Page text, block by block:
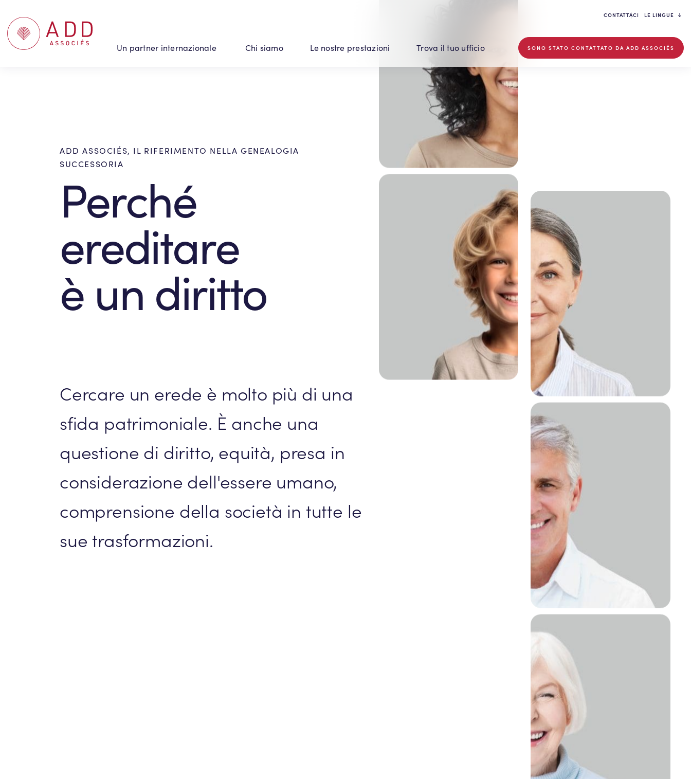
Un partner internazionale Chi siamo Le nostre prestazioni Trova il tuo ufficio
CONTATTACI LE LINGUE
SONO STATO CONTATTATO DA ADD ASSOCIÉS
ADD ASSOCIÉS, IL RIFERIMENTO NELLA GENEALOGIA
SUCCESSORIA
Perché
ereditare
è un diritto
Cercare un erede è molto più di una
sfida patrimoniale. È anche una
questione di diritto, equità, presa in
considerazione dell'essere umano,
comprensione della società in tutte le
sue trasformazioni.